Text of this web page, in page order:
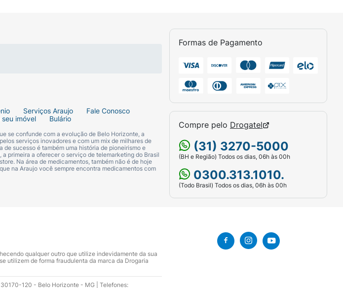
Serviços Araujo
Fale Conosco
imóvel Bulário
se confunde com a evolução de Belo Horizonte, a
serviços inovadores e com um mix de milhares de
sucesso é também uma história de pioneirismo e
primeira a oferecer o serviço de telemarketing do Brasil
Na área de medicamentos, também não é de hoje
na Araujo você sempre encontra medicamentos com
Formas de Pagamento
Compre pelo Drogatel
(31) 3270-5000
(BH e Região) Todos os dias, 06h às 00h
0300.313.1010.
(Todo Brasil) Todos os dias, 06h às 00h
qualquer outro que utilize indevidamente da sua
utilizem de forma fraudulenta da marca da Drogaria
120 - Belo Horizonte - MG | Telefones: